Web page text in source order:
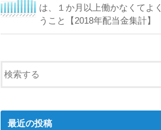
は、１か月以上働かなくてよ
うこと【2018年配当金集計】
最近の投稿